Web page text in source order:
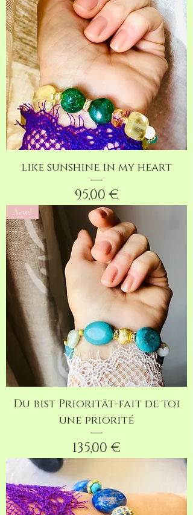
like sunshine in my heart
Preis
95,00 €
New!
Du bist Priorität-fait de toi
une priorité
Preis
135,00 €